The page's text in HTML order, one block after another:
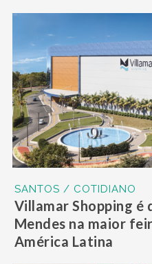
SANTOS / COTIDIANO
Villamar Shopping é
Mendes na maior
América Latina